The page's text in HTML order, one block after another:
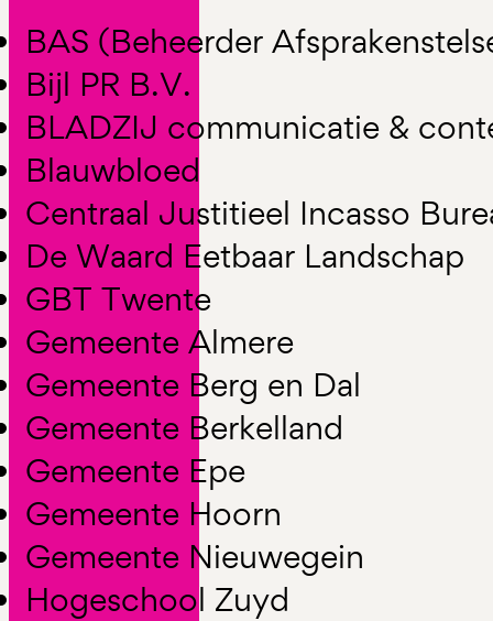
BAS (Beheerder
Bijl PR B.V.
BLADZIJ communicatie &
Blauwbloed
Centraal Justitieel Incasso
De Waard Eetbaar Landschap
GBT Twente
Gemeente Almere
Gemeente Berg en Dal
Gemeente Berkelland
Gemeente Epe
Gemeente Hoorn
Gemeente Nieuwegein
Hogeschool Zuyd